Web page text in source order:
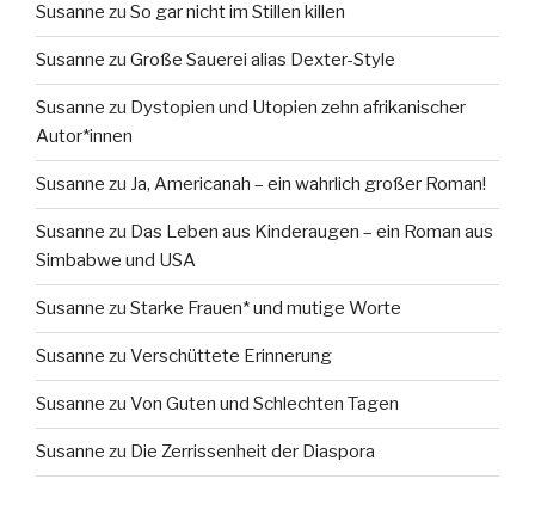
Susanne zu So gar nicht im Stillen killen
Susanne zu Große Sauerei alias Dexter-Style
Susanne zu Dystopien und Utopien zehn afrikanischer
Autor*innen
Susanne zu Ja, Americanah – ein wahrlich großer Roman!
Susanne zu Das Leben aus Kinderaugen – ein Roman aus
Simbabwe und USA
Susanne zu Starke Frauen* und mutige Worte
Susanne zu Verschüttete Erinnerung
Susanne zu Von Guten und Schlechten Tagen
Susanne zu Die Zerrissenheit der Diaspora